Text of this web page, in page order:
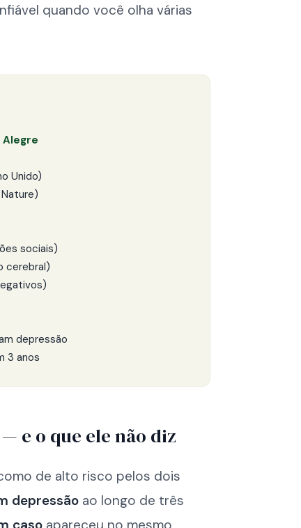
quando você olha várias
Unido)
sociais)
cerebral)
depressão
3 anos
e o que ele não diz
de alto risco pelos dois
depressão ao longo de três